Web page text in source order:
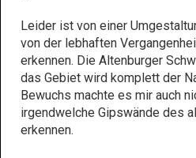
Leider ist von einer
von der lebhaften
erkennen. Die Altenburger
das Gebiet wird komplett der
Bewuchs machte es mir auch
irgendwelche Gipswände des
erkennen.